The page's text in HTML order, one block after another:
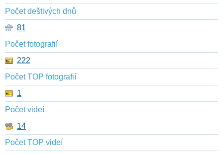
Počet deštivých dnů
81
Počet fotografií
222
Počet TOP fotografií
1
Počet videí
14
Počet TOP videí